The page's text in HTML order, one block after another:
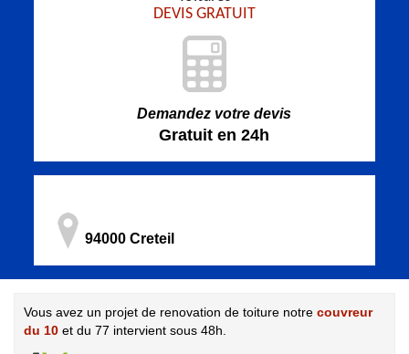
DEVIS GRATUIT
Demandez votre devis
Gratuit en 24h
94000 Creteil
Vous avez un projet de renovation de toiture notre couvreur
du 10 et du 77 intervient sous 48h.